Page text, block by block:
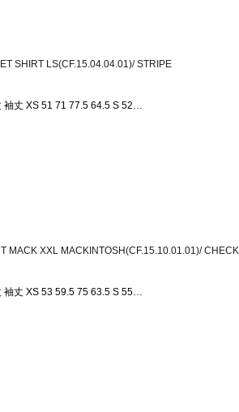
SHIRT LS(CF.15.04.04.01)/ STRIPE
袖丈 XS 51 71 77.5 64.5 S 52…
MACK XXL MACKINTOSH(CF.15.10.01.01)/ CHECK
袖丈 XS 53 59.5 75 63.5 S 55…